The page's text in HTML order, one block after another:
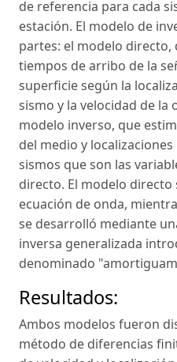
de referencia para cada
estación. El modelo de
partes: el modelo
tiempos de arribo de la
superficie según la
sismo y la velocidad de la
modelo inverso, que
del medio y
sismos que son las
directo. El modelo directo
ecuación de onda,
se desarrolló mediante
inversa generalizada
denominado
Resultados:
Ambos modelos fueron
método de diferencias